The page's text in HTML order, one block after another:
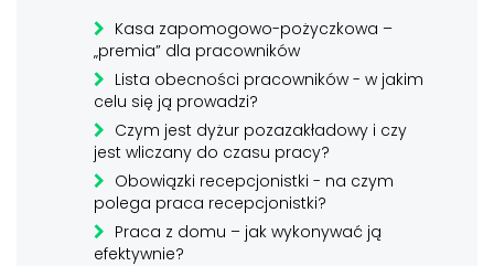
Kasa zapomogowo-pożyczkowa –
„premia” dla pracowników
Lista obecności pracowników - w jakim
celu się ją prowadzi?
Czym jest dyżur pozazakładowy i czy
jest wliczany do czasu pracy?
Obowiązki recepcjonistki - na czym
polega praca recepcjonistki?
Praca z domu – jak wykonywać ją
efektywnie?